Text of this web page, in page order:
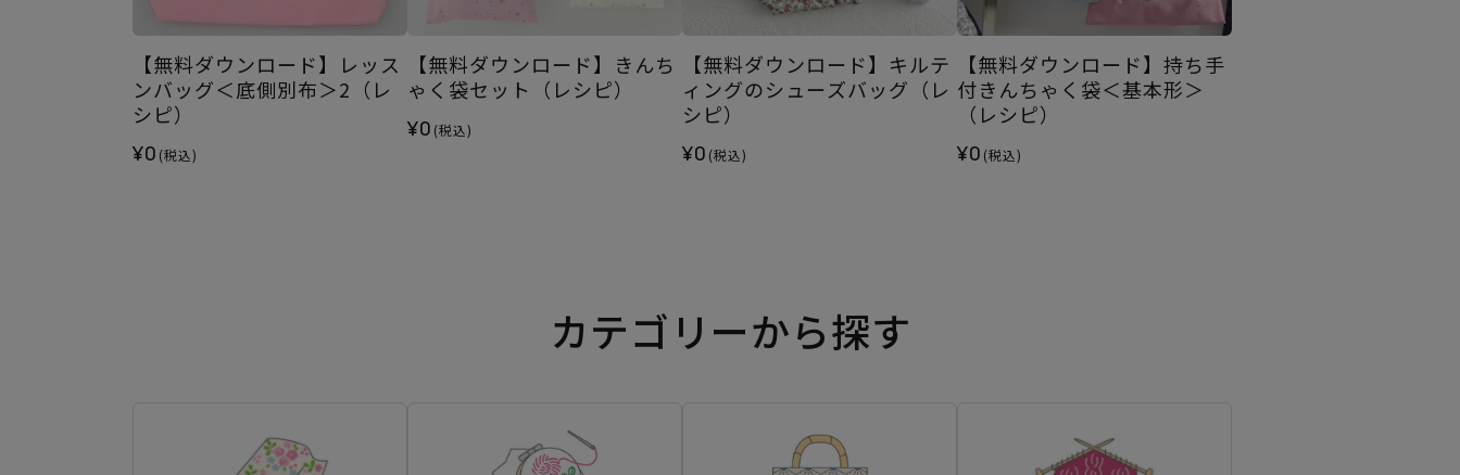
【無料ダウンロード】レッス
ンバッグ＜底側別布＞2（レ
シピ）
¥0 (税込)
【無料ダウンロード】きんち
ゃく袋セット（レシピ）
¥0 (税込)
【無料ダウンロード】キルテ
ィングのシューズバッグ（レ
シピ）
¥0 (税込)
【無料ダウンロード】持ち手
付きんちゃく袋＜基本形＞
（レシピ）
¥0 (税込)
カテゴリーから探す